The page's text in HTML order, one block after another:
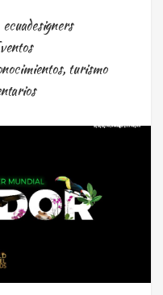
ecuadesigners
, turismo